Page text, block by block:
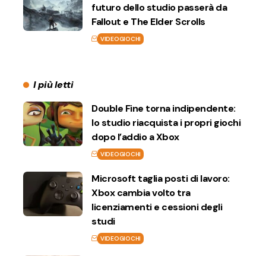
futuro dello studio passerà da
Fallout e The Elder Scrolls
VIDEOGIOCHI
I più letti
Double Fine torna indipendente:
lo studio riacquista i propri giochi
dopo l’addio a Xbox
VIDEOGIOCHI
Microsoft taglia posti di lavoro:
Xbox cambia volto tra
licenziamenti e cessioni degli
studi
VIDEOGIOCHI